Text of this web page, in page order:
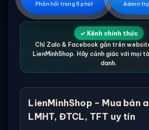
Phản hồi trong 5 phút Admin
✓ Kênh chính thức
Chỉ Zalo & Facebook gắn trên
LienMinhShop. Hãy cảnh giác với mọi
danh.
LienMinhShop – Mua bán
LMHT, ĐTCL, TFT uy tín